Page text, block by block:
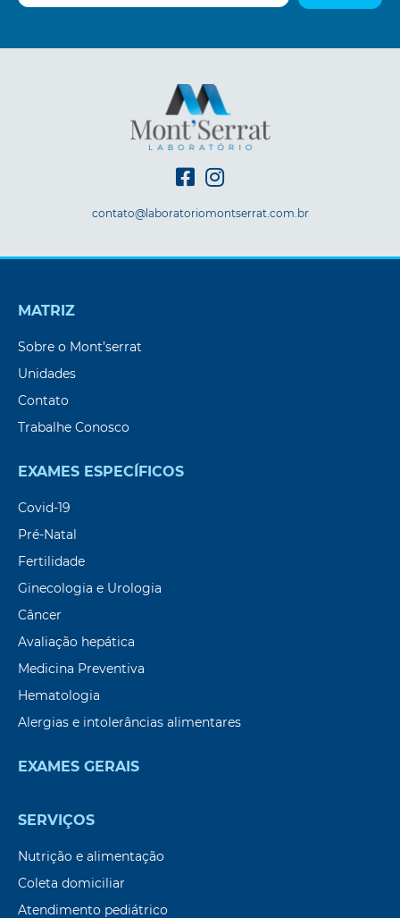
contato@laboratoriomontserrat.com.br
MATRIZ
Sobre o Mont’serrat
Unidades
Contato
Trabalhe Conosco
EXAMES ESPECÍFICOS
Covid-19
Pré-Natal
Fertilidade
Ginecologia e Urologia
Câncer
Avaliação hepática
Medicina Preventiva
Hematologia
Alergias e intolerâncias alimentares
EXAMES GERAIS
SERVIÇOS
Nutrição e alimentação
Coleta domiciliar
Atendimento pediátrico